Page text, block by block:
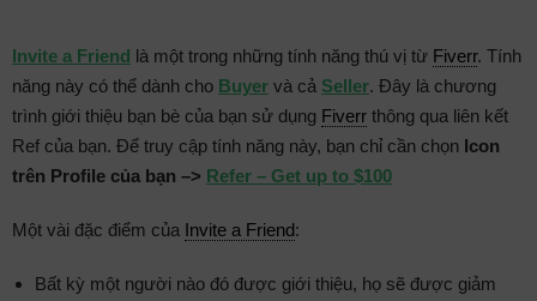
Invite a Friend là một trong những tính năng thú vị từ Fiverr. Tính
năng này có thể dành cho Buyer và cả Seller. Đây là chương
trình giới thiệu bạn bè của bạn sử dụng Fiverr thông qua liên kết
Ref của bạn. Để truy cập tính năng này, bạn chỉ cần chọn Icon
trên Profile của bạn –> Refer – Get up to $100
Một vài đặc điểm của Invite a Friend:
Bất kỳ một người nào đó được giới thiệu, họ sẽ được giảm